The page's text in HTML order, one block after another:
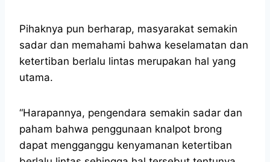
Pihaknya pun berharap, masyarakat semakin
sadar dan memahami bahwa keselamatan dan
ketertiban berlalu lintas merupakan hal yang
utama.
“Harapannya, pengendara semakin sadar dan
paham bahwa penggunaan knalpot brong
dapat mengganggu kenyamanan ketertiban